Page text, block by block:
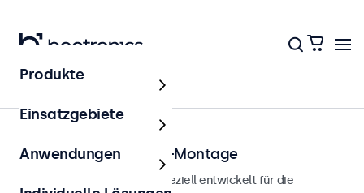
Startseite
Monitore für die Rack-Montage
Rack-Montage-Monitore, speziell entwickelt für die
Produkte
Einsatzgebiete
Anwendungen